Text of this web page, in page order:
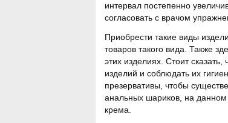
интервал постепенно
согласовать с врачом
Приобрести такие виды
товаров такого вида. Также
этих изделиях. Стоит
изделий и соблюдать их
презервативы, чтобы
анальных шариков, на данном
крема.